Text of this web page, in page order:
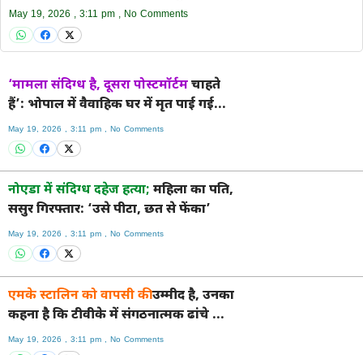
May 19, 2026 3:11 pm No Comments
‘मामला संदिग्ध है, दूसरा पोस्टमॉर्टमचाहते
हैं’: भोपाल में वैवाहिक घर में मृत पाई गई
महिला के परिजन
May 19, 2026 3:11 pm No Comments
नोएडा में संदिग्ध दहेज हत्या; महिला का पति,
ससुर गिरफ्तार: ‘उसे पीटा, छत से फेंका’
May 19, 2026 3:11 pm No Comments
एमके स्टालिन को वापसी कीउम्मीद है, उनका
कहना है कि टीवीके में संगठनात्मक ढांचे का
अभाव है
May 19, 2026 3:11 pm No Comments